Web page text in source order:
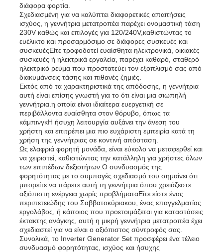
Όλες οι περιπτώσεις
Ζητήστε ένα απόσπασμα
σετ γεννητριών ντίζελ
σύνολο γεννήτριας βενζίνης
Σετ Γεννήτριας Inverter
Φορητό σύνολο γεννήτριας
Σετ βιομηχανικής γεννήτριας
Σετ ψηφιακής γεννήτριας
διάφορα φορτία.
Σχεδιασμένη για να καλύπτει διαφορετικές απαιτήσεις
ισχύος, η γεννήτρια μετατροπέα παρέχει ονομαστική τάση
230V καθώς και επιλογές για 120/240V,καθιστώντας το
ευέλικτο και προσαρμόσιμο σε διάφορες συσκευές και
συσκευέςΕίτε τροφοδοτεί ευαίσθητα ηλεκτρονικά, οικιακές
συσκευές ή ηλεκτρικά εργαλεία, παρέχει καθαρό, σταθερό
ηλεκτρικό ρεύμα που προστατεύει τον εξοπλισμό σας από
διακυμάνσεις τάσης και πιθανές ζημιές.
Εκτός από τα χαρακτηριστικά της απόδοσης, η γεννήτρια
αυτή είναι επίσης γνωστή για το ότι είναι μια σιωπηλή
γεννήτρια.η οποία είναι ιδιαίτερα ευεργετική σε
περιβάλλοντα ευαίσθητα στον θόρυβο, όπως τα
κάμπινγκΗ ήσυχη λειτουργία αυξάνει την άνεση του
χρήστη και επιτρέπει μια πιο ευχάριστη εμπειρία κατά τη
χρήση της γεννήτριας σε κοντινή απόσταση.
Ως ελαφριά φορητή μονάδα, είναι εύκολο να μεταφερθεί και
να χειριστεί, καθιστώντας την κατάλληλη για χρήστες όλων
των επιπέδων δεξιοτήτων.Ο συνδυασμός της
φορητότητας με το συμπαγές σχεδιασμό του σημαίνει ότι
μπορείτε να πάρετε αυτή τη γεννήτρια όπου χρειάζεστε
αξιόπιστη ενέργεια χωρίς προβλήματαΕίτε είστε ένας
περιπετειώδης του Σαββατοκύριακου, ένας επαγγελματίας
εργολάβος, ή κάποιος που προετοιμάζεται για καταστάσεις
έκτακτης ανάγκης, αυτή η μικρή γεννήτρια μετατροπέα έχει
σχεδιαστεί για να είναι ο αξιόπιστος σύντροφός σας.
Συνολικά, το Inverter Generator Set προσφέρει ένα τέλειο
συνδυασμό φορητότητας, ισχύος και ήσυχης